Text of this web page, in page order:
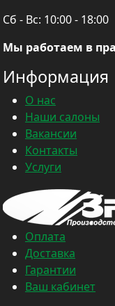
Сб - Вс: 10:00 - 18:00
Мы работаем в
Информация
О нас
Наши салоны
Вакансии
Контакты
Услуги
Оплата
Доставка
Гарантии
Ваш кабинет